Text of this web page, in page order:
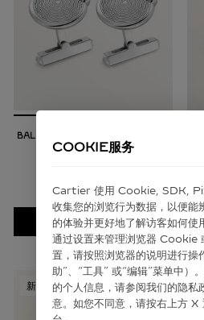
BALLON BLEU DE CARTIER卡地亚蓝
气球袖扣
加入购物袋
新品
COOKIE服务
Cartier 使⽤ Cookie, SDK,
收集您的浏览⾏为数据，以便能
的体验并更好地了解访客如何使
通过设置来管理浏览器 Cookie
置，请按照浏览器的说明进⾏操
助”、“⼯具” 或“编辑”菜单中）
的个⼈信息，请参阅我们的隐私
意。如您不同意，请按右上⽅ X